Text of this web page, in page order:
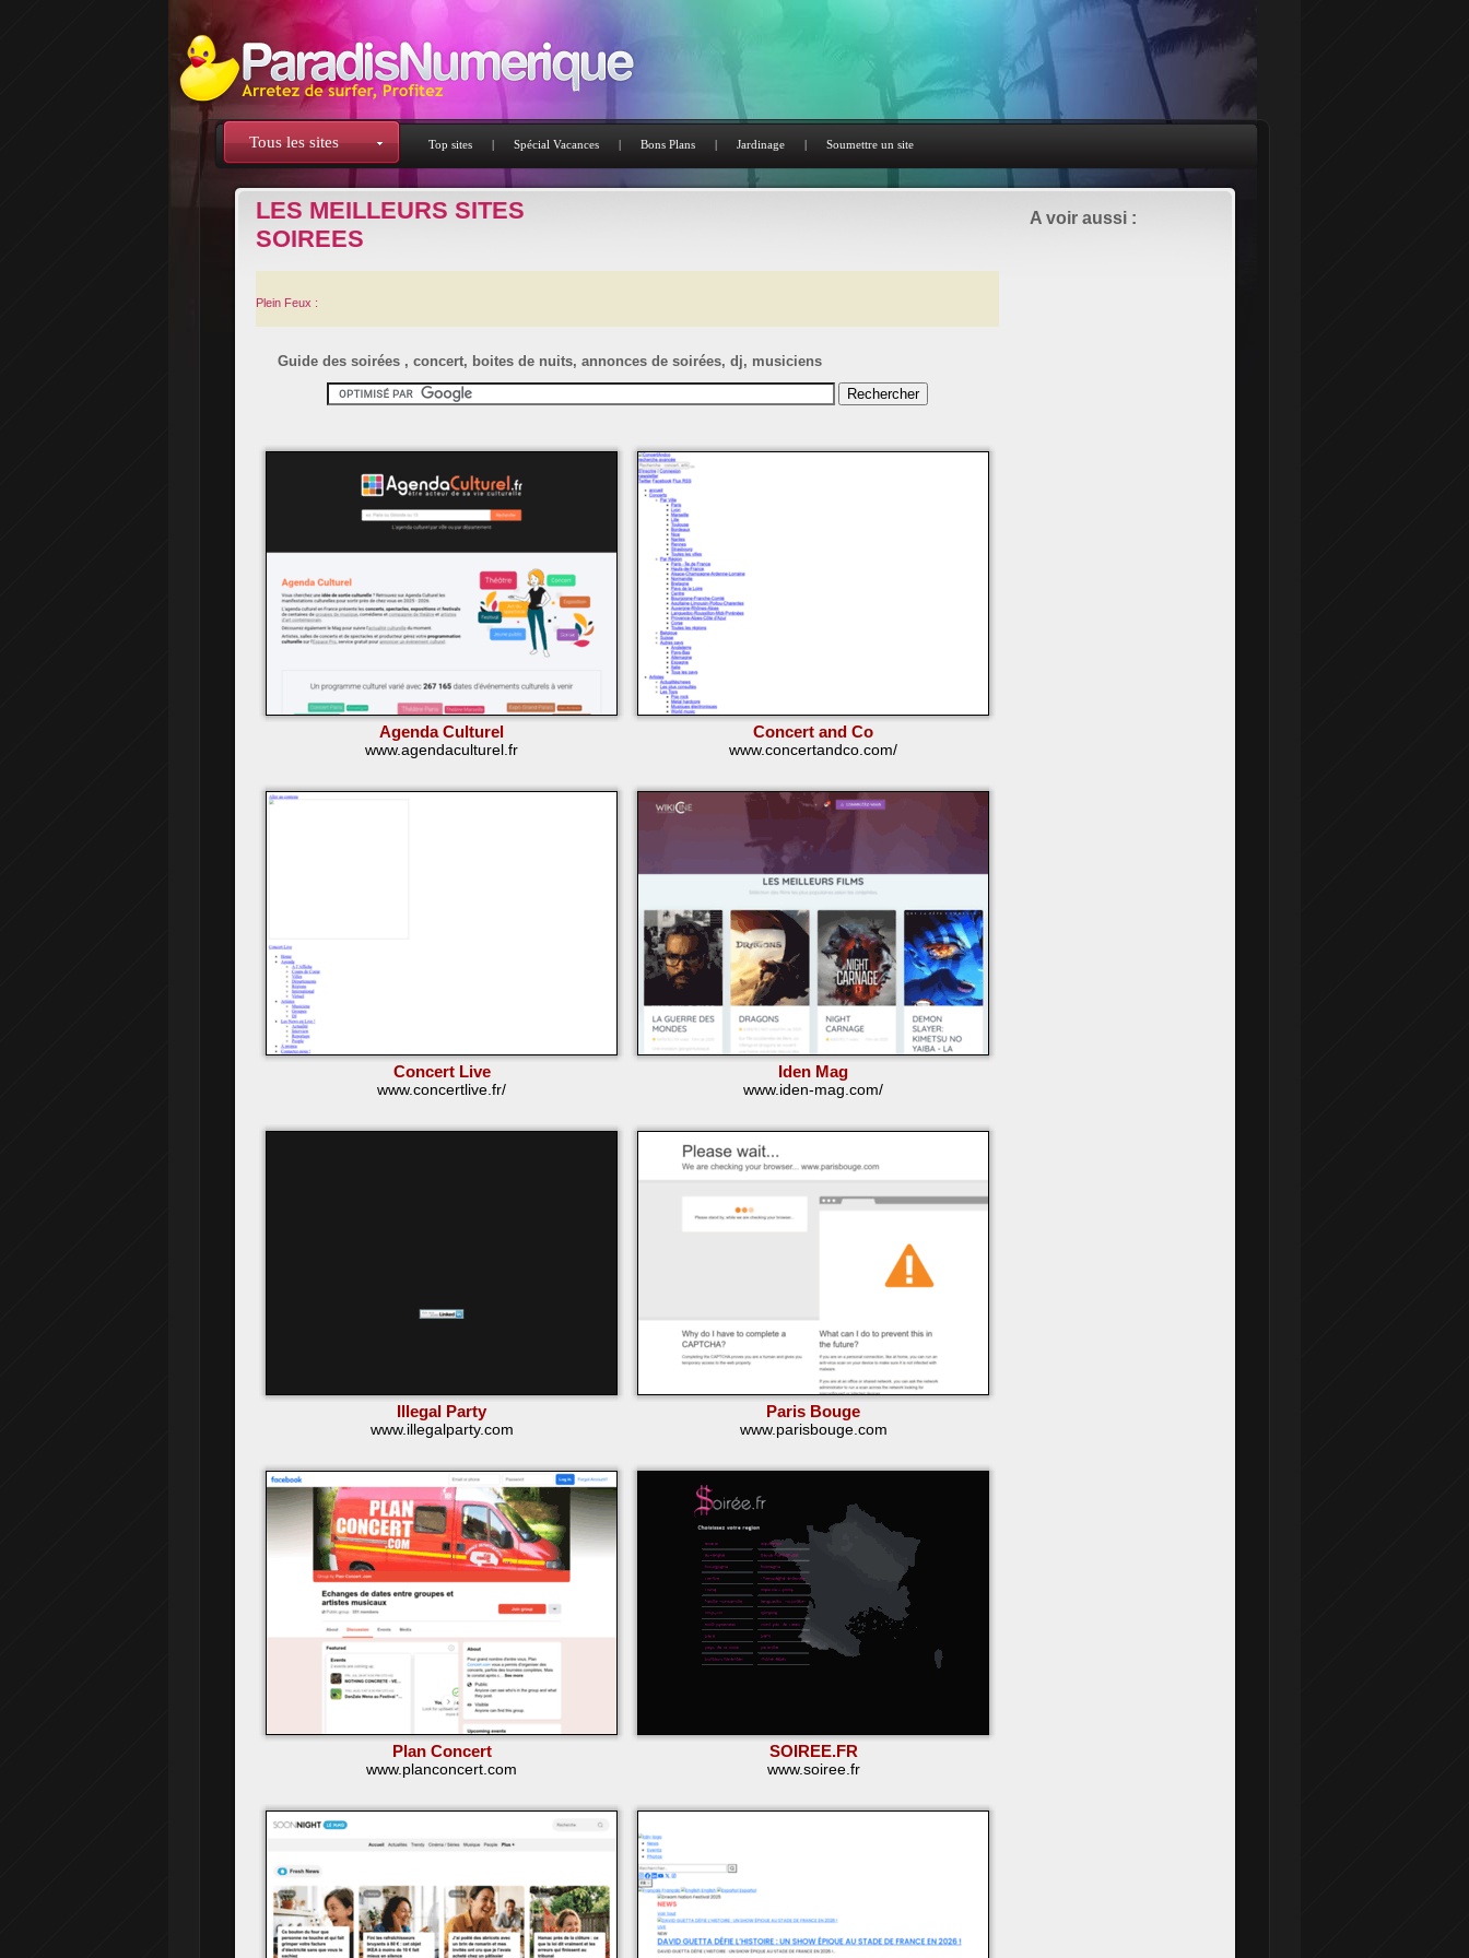
Tous les sites Top sites | Spécial Vacances | Bons Plans | Jardinage | Soumettre un site
LES MEILLEURS SITES
SOIREES
Plein Feux :
Guide des soirées , concert, boites de nuits, annonces de soirées, dj, musiciens
Agenda Culturel
www.agendaculturel.fr
Concert and Co
www.concertandco.com/
Concert Live
www.concertlive.fr/
Iden Mag
www.iden-mag.com/
Illegal Party
www.illegalparty.com
Paris Bouge
www.parisbouge.com
Plan Concert
www.planconcert.com
SOIREE.FR
www.soiree.fr
A voir aussi :